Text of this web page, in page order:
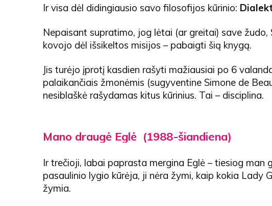
Ir visa dėl didingiausio savo filosofijos kūrinio:
Nepaisant supratimo, jog lėtai (ar greitai) save žudo,
kovojo dėl išsikeltos misijos – pabaigti šią knygą.
Jis turėjo įprotį kasdien rašyti mažiausiai po 6
palaikančiais žmonėmis (sugyventine Simone de
nesiblaškė rašydamas kitus kūrinius. Tai – disciplina.
Mano draugė Eglė (1988-šiandiena)
Ir trečioji, labai paprasta mergina Eglė – tiesiog man
pasaulinio lygio kūrėja, ji nėra žymi, kaip kokia Lady
žymia.